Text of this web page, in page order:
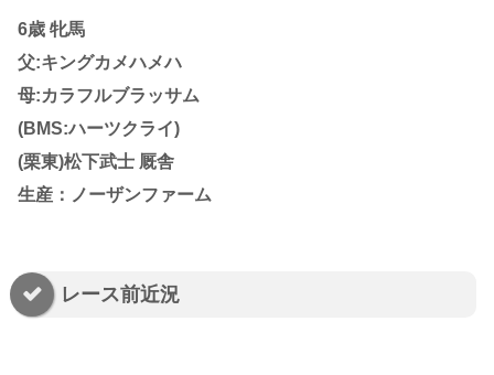
6歳 牝馬
父:キングカメハメハ
母:カラフルブラッサム
(BMS:ハーツクライ)
(栗東)松下武士 厩舎
生産：ノーザンファーム
レース前近況